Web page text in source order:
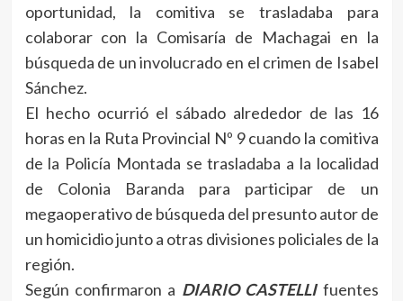
oportunidad, la comitiva se trasladaba para
colaborar con la Comisaría de Machagai en la
búsqueda de un involucrado en el crimen de Isabel
Sánchez.
El hecho ocurrió el sábado alrededor de las 16
horas en la Ruta Provincial Nº 9 cuando la comitiva
de la Policía Montada se trasladaba a la localidad
de Colonia Baranda para participar de un
megaoperativo de búsqueda del presunto autor de
un homicidio junto a otras divisiones policiales de la
región.
Según confirmaron a DIARIO CASTELLIfuentes